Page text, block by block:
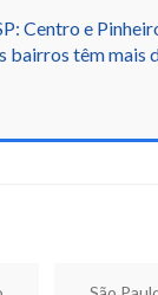
Centro e
bairros têm mais